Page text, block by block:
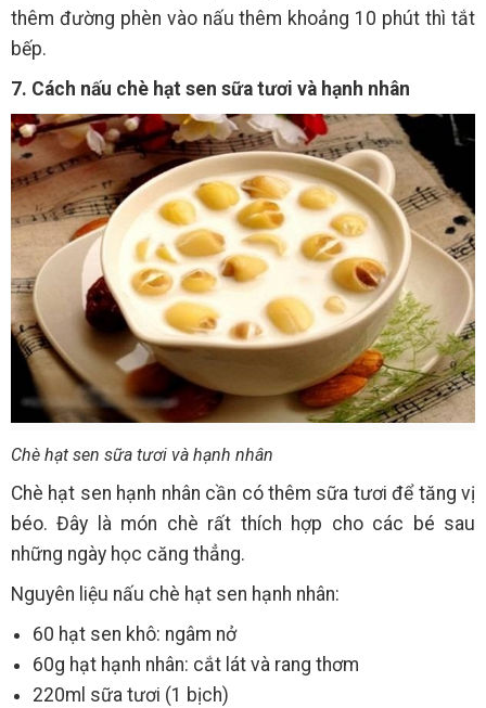
thêm đường phèn vào nấu thêm khoảng 10 phút thì tắt
bếp.
7. Cách nấu chè hạt sen sữa tươi và hạnh nhân
Chè hạt sen sữa tươi và hạnh nhân
Chè hạt sen hạnh nhân cần có thêm sữa tươi để tăng vị
béo. Đây là món chè rất thích hợp cho các bé sau
những ngày học căng thẳng.
Nguyên liệu nấu chè hạt sen hạnh nhân:
60 hạt sen khô: ngâm nở
60g hạt hạnh nhân: cắt lát và rang thơm
220ml sữa tươi (1 bịch)